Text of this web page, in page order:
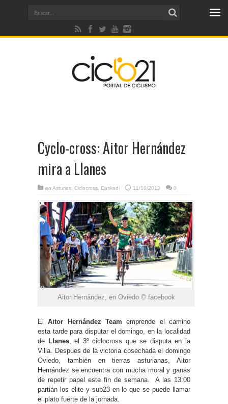
Cyclo-cross: Aitor Hernández
mira a Llanes
en Asturias Ciclocross Euskadi 11/10/2013 0
Aitor Hernández, en Oviedo © facebook
ElAitor Hernández Team emprende el camino
esta tarde para disputar el domingo, en la localidad
de Llanes, el 3º ciclocross que se disputa en la
Villa. Despues de la victoria cosechada el domingo
Oviedo, también en tierras asturianas, Aitor
Hernández se encuentra con mucha moral y ganas
de repetir papel este fin de semana. A las 13:00
partián los elite y sub23 en lo que se puede llamar
el plato fuerte de la jornada.